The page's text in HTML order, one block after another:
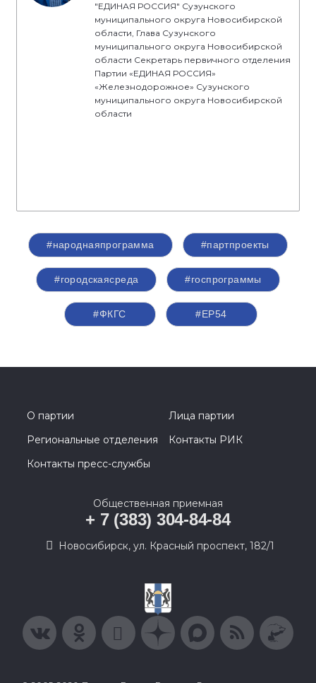
"ЕДИНАЯ РОССИЯ" Сузунского
муниципального округа Новосибирской
области, Глава Сузунского
муниципального округа Новосибирской
области Секретарь первичного отделения
Партии «ЕДИНАЯ РОССИЯ»
«Железнодорожное» Сузунского
муниципального округа Новосибирской
области
#народнаяпрограмма #партпроекты
#городскаясреда #госпрограммы
#ФКГС #ЕР54
О партии
Лица партии
Региональные отделения
Контакты РИК
Контакты пресс-службы
Общественная приемная
+ 7 (383) 304-84-84
Новосибирск, ул. Красный проспект, 182/1